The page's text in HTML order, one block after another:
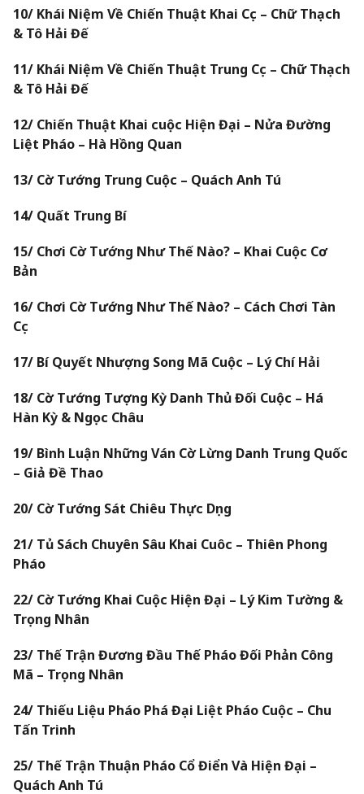
10/ Khái Niệm Về Chiến Thuật Khai Cục – Chữ Thạch
& Tô Hải Đế
11/ Khái Niệm Về Chiến Thuật Trung Cục – Chữ Thạch
& Tô Hải Đế
12/ Chiến Thuật Khai cuộc Hiện Đại – Nửa Đường
Liệt Pháo – Hà Hồng Quan
13/ Cờ Tướng Trung Cuộc – Quách Anh Tú
14/ Quất Trung Bí
15/ Chơi Cờ Tướng Như Thế Nào? – Khai Cuộc Cơ
Bản
16/ Chơi Cờ Tướng Như Thế Nào? – Cách Chơi Tàn
Cục
17/ Bí Quyết Nhượng Song Mã Cuộc – Lý Chí Hải
18/ Cờ Tướng Tượng Kỳ Danh Thủ Đối Cuộc – Há
Hàn Kỳ & Ngọc Châu
19/ Bình Luận Những Ván Cờ Lừng Danh Trung Quốc
– Giả Đề Thao
20/ Cờ Tướng Sát Chiêu Thực Dụng
21/ Tủ Sách Chuyên Sâu Khai Cuôc – Thiên Phong
Pháo
22/ Cờ Tướng Khai Cuộc Hiện Đại – Lý Kim Tường &
Trọng Nhân
23/ Thế Trận Đương Đầu Thế Pháo Đối Phản Công
Mã – Trọng Nhân
24/ Thiếu Liệu Pháo Phá Đại Liệt Pháo Cuộc – Chu
Tấn Trinh
25/ Thế Trận Thuận Pháo Cổ Điển Và Hiện Đại –
Quách Anh Tú